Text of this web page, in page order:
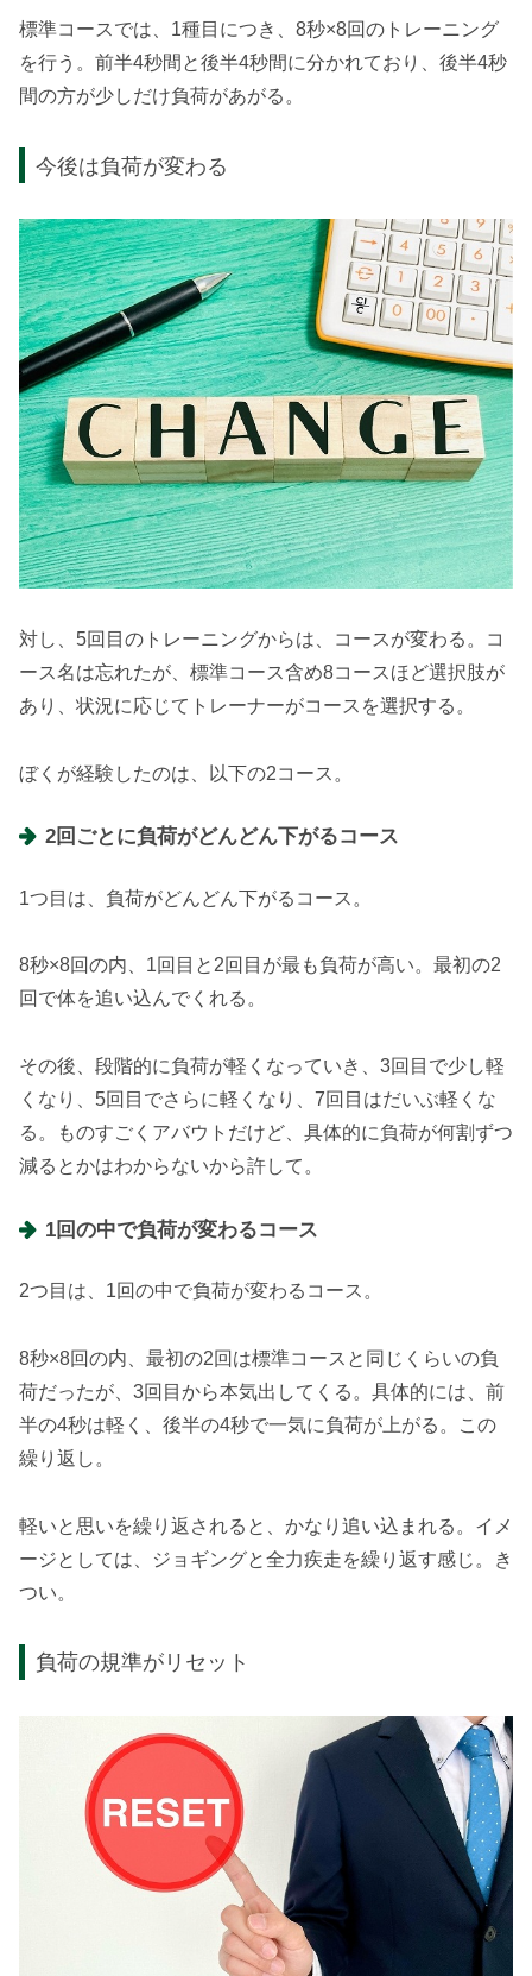
標準コースでは、1種目につき、8秒×8回のトレーニング
を行う。前半4秒間と後半4秒間に分かれており、後半4秒
間の方が少しだけ負荷があがる。
今後は負荷が変わる
対し、5回目のトレーニングからは、コースが変わる。コ
ース名は忘れたが、標準コース含め8コースほど選択肢が
あり、状況に応じてトレーナーがコースを選択する。
ぼくが経験したのは、以下の2コース。
2回ごとに負荷がどんどん下がるコース
1つ目は、負荷がどんどん下がるコース。
8秒×8回の内、1回目と2回目が最も負荷が高い。最初の2
回で体を追い込んでくれる。
その後、段階的に負荷が軽くなっていき、3回目で少し軽
くなり、5回目でさらに軽くなり、7回目はだいぶ軽くな
る。ものすごくアバウトだけど、具体的に負荷が何割ずつ
減るとかはわからないから許して。
1回の中で負荷が変わるコース
2つ目は、1回の中で負荷が変わるコース。
8秒×8回の内、最初の2回は標準コースと同じくらいの負
荷だったが、3回目から本気出してくる。具体的には、前
半の4秒は軽く、後半の4秒で一気に負荷が上がる。この
繰り返し。
軽いと思いを繰り返されると、かなり追い込まれる。イメ
ージとしては、ジョギングと全力疾走を繰り返す感じ。き
つい。
負荷の規準がリセット